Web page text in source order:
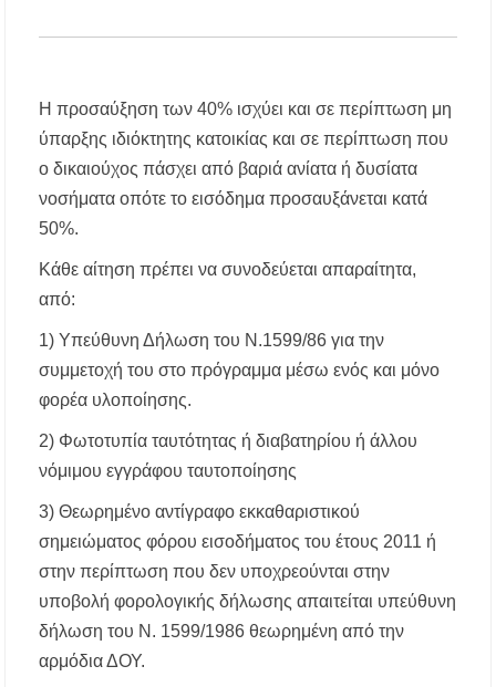
Υπογράφηκε η σύμβαση για την ενεργειακή
αναβάθμιση του Μουσικού Γυμνασίου Νέας
Προποντίδας
Δήμος Κασσάνδρας: Εντός μικροβιολογικών
ορίων το νερό στη Σίβηρη – Τέλος η
Ιερά Πανήγυρις: Κοιμήσεως Θεοτόκου
Η προσαύξηση των 40% ισχύει και σε περίπτωση μη
ύπαρξης ιδιόκτητης κατοικίας και σε περίπτωση που
ο δικαιούχος πάσχει από βαριά ανίατα ή δυσίατα
νοσήματα οπότε το εισόδημα προσαυξάνεται κατά
50%.
Κάθε αίτηση πρέπει να συνοδεύεται απαραίτητα,
από:
1) Υπεύθυνη Δήλωση του Ν.1599/86 για την
συμμετοχή του στο πρόγραμμα μέσω ενός και μόνο
φορέα υλοποίησης.
2) Φωτοτυπία ταυτότητας ή διαβατηρίου ή άλλου
νόμιμου εγγράφου ταυτοποίησης
3) Θεωρημένο αντίγραφο εκκαθαριστικού
σημειώματος φόρου εισοδήματος του έτους 2011 ή
στην περίπτωση που δεν υποχρεούνται στην
υποβολή φορολογικής δήλωσης απαιτείται υπεύθυνη
δήλωση του Ν. 1599/1986 θεωρημένη από την
αρμόδια ΔΟΥ.